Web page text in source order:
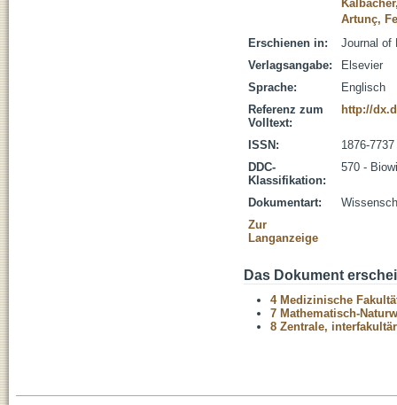
Artunç,
Erschienen in:
Journal of
Verlagsangabe:
Elsevier
Sprache:
Englisch
Referenz zum
Volltext:
http://
ISSN:
1876-7737
DDC-
Klassifikation:
570 -
Dokumentart:
Zur
Langanzeige
Das Dokument
4 Medizinische
7 Mathematisch-
8 Zentrale,